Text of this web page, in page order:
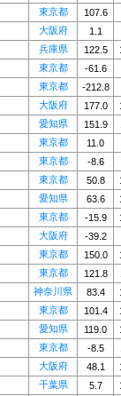
東京都
107.6
大阪府
1.1
兵庫県 122.5
東京都
-61.6
東京都
-212.8
大阪府 177.0
愛知県 151.9
東京都
11.0
東京都
-8.6
東京都 50.8
愛知県 63.6
東京都 -15.9
大阪府
-39.2
東京都 150.0
東京都 121.8
神奈川県 83.4
東京都 101.4
愛知県 119.0
東京都 -8.5
大阪府 48.1
千葉県 5.7